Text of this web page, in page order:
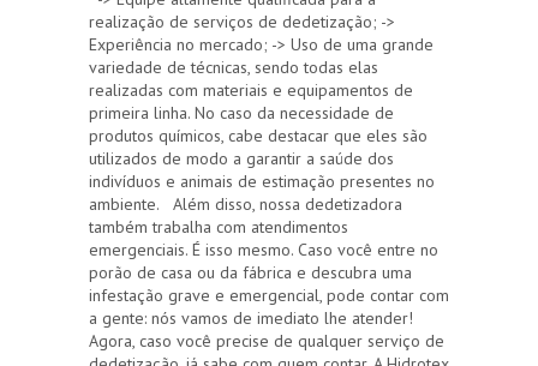
realização de serviços de dedetização; ->
Experiência no mercado; -> Uso de uma grande
variedade de técnicas, sendo todas elas
realizadas com materiais e equipamentos de
primeira linha. No caso da necessidade de
produtos químicos, cabe destacar que eles são
utilizados de modo a garantir a saúde dos
indivíduos e animais de estimação presentes no
ambiente. Além disso, nossa dedetizadora
também trabalha com atendimentos
emergenciais. É isso mesmo. Caso você entre no
porão de casa ou da fábrica e descubra uma
infestação grave e emergencial, pode contar com
a gente: nós vamos de imediato lhe atender!
Agora, caso você precise de qualquer serviço de